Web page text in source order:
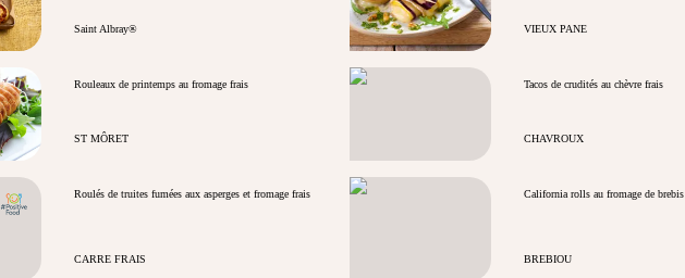
Saint Albray® VIEUX PANE
Rouleaux de printemps au fromage frais
ST MÔRET
Tacos de crudités au chèvre frais
CHAVROUX
Roulés de truites fumées aux asperges et fromage frais
CARRE FRAIS
California rolls au fromage de brebis
BREBIOU